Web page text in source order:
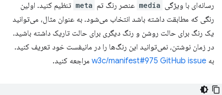
رسانه‌ای با ویژگی media عنصر رنگ تم meta تنظیم کنید. اولین
رنگی که مطابقت داشته باشد انتخاب می‌شود. به عنوان مثال، می‌توانید
یک رنگ برای حالت روشن و رنگ دیگری برای حالت تاریک داشته باشید.
در زمان نوشتن، نمی‌توانید این رنگ‌ها را در مانیفست خود تعریف کنید.
به w3c/manifest#975 GitHub issue مراجعه کنید.